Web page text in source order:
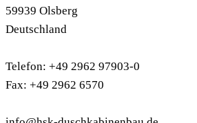
59939 Olsberg
Deutschland
Telefon: +49 2962 97903-0
Fax: +49 2962 6570